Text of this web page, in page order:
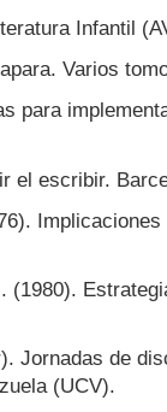
Infantil
Varios
para
el escribir.
(1980).
Jornadas de
(UCV).